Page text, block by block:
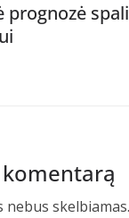
nebus skelbiamas.